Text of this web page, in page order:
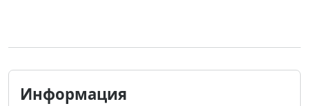
Информация